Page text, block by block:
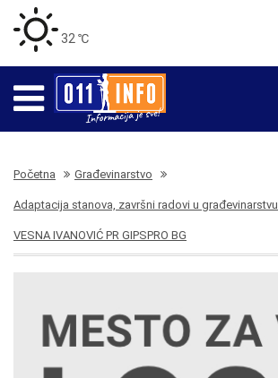
32 ℃
Početna Građevinarstvo
Adaptacija stanova, završni radovi u građevinarstvu
VESNA IVANOVIĆ PR GIPSPRO BG